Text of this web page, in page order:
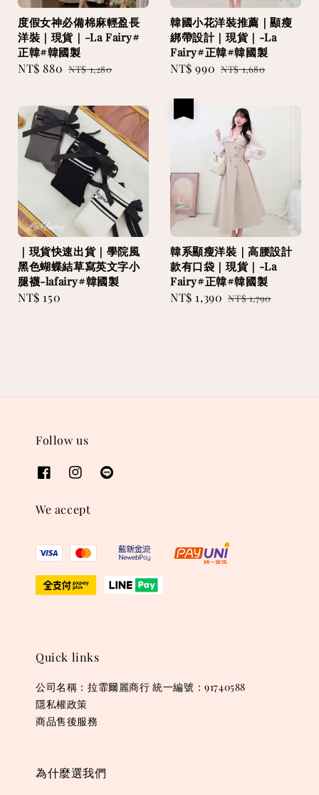
度假女神必備棉麻輕盈長
洋裝｜現貨｜-La Fairy#
正韓#韓國製
Sale
NT$ 880 Regular
NT$ 1,280
韓國小花洋裝推薦｜顯瘦
綁帶設計｜現貨｜-La
Fairy#正韓#韓國製
Sale
NT$ 990 Regular
NT$ 1,680
｜現貨快速出貨｜學院風
黑色蝴蝶結草寫英文字小
腿襪-lafairy#韓國製
Regular
NT$ 150
韓系顯瘦洋裝｜高腰設計
款有口袋｜現貨｜-La
Fairy#正韓#韓國製
Sale
NT$ 1,390 Regular
NT$ 1,790
Follow us
We accept
Quick links
公司名稱：拉霏爾麗商行 統一編號：91740588
隱私權政策
商品售後服務
為什麼選我們